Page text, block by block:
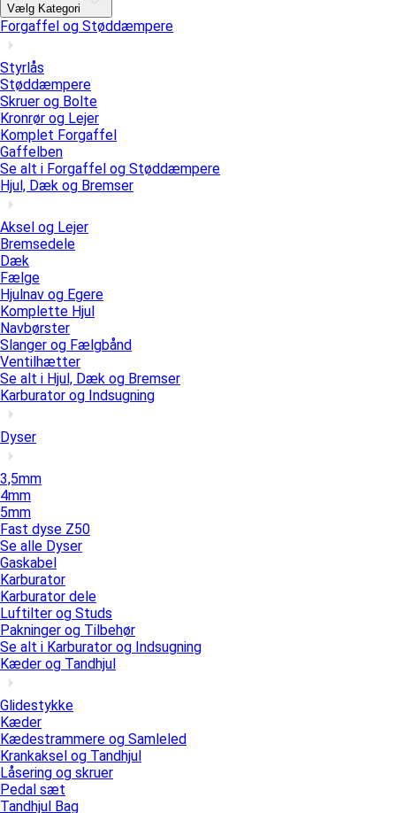
Vælg Kategori
Forgaffel og Støddæmpere
Styrlås
Støddæmpere
Skruer og Bolte
Kronrør og Lejer
Komplet Forgaffel
Gaffelben
Se alt i Forgaffel og Støddæmpere
Hjul, Dæk og Bremser
Aksel og Lejer
Bremsedele
Dæk
Fælge
Hjulnav og Egere
Komplette Hjul
Navbørster
Slanger og Fælgbånd
Ventilhætter
Se alt i Hjul, Dæk og Bremser
Karburator og Indsugning
Dyser
3,5mm
4mm
5mm
Fast dyse Z50
Se alle Dyser
Gaskabel
Karburator
Karburator dele
Luftilter og Studs
Pakninger og Tilbehør
Se alt i Karburator og Indsugning
Kæder og Tandhjul
Glidestykke
Kæder
Kædestrammere og Samleled
Krankaksel og Tandhjul
Låsering og skruer
Pedal sæt
Tandhjul Bag